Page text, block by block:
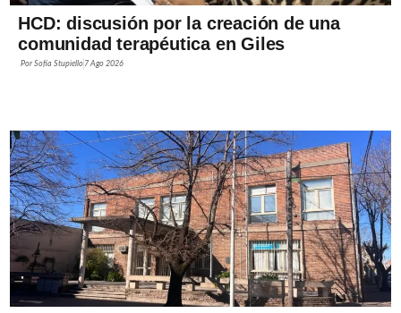
HCD: discusión por la creación de una
comunidad terapéutica en Giles
PorSofía Stupiello 7 Ago 2026